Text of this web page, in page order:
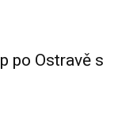
po Ostravě s